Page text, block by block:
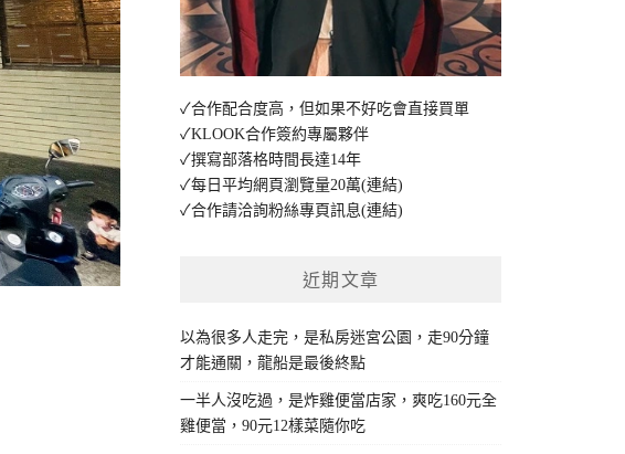
✓合作配合度高，但如果不好吃會直接買單
✓KLOOK合作簽約專屬夥伴
✓撰寫部落格時間長達14年
✓每日平均網頁瀏覽量20萬(連結)
✓合作請洽詢粉絲專頁訊息(連結)
近期文章
以為很多人走完，是私房迷宮公園，走90分鐘
才能通關，龍船是最後終點
一半人沒吃過，是炸雞便當店家，爽吃160元全
雞便當，90元12樣菜隨你吃